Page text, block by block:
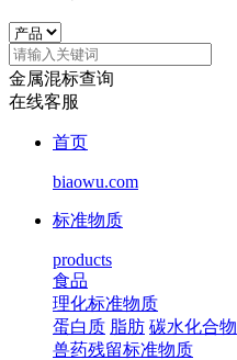
金属混标查询
在线客服
首页
biaowu.com
标准物质
products
食品
理化标准物质
蛋白质 脂肪 碳水化合物
兽药残留标准物质